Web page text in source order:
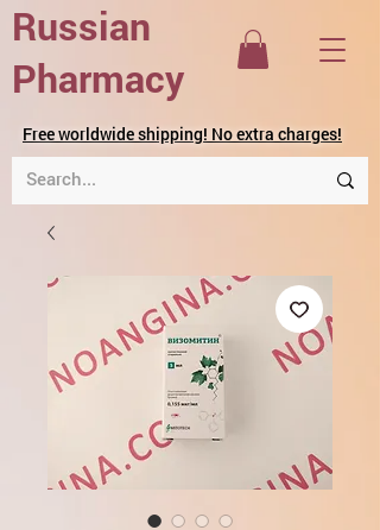
Russian
Pharmacy
Free worldwide shipping! No extra charges!